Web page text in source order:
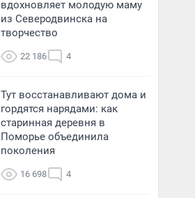
вдохновляет молодую маму
из Северодвинска на
творчество
22 186 4
Тут восстанавливают дома и
гордятся нарядами: как
старинная деревня в
Поморье объединила
поколения
16 698 4